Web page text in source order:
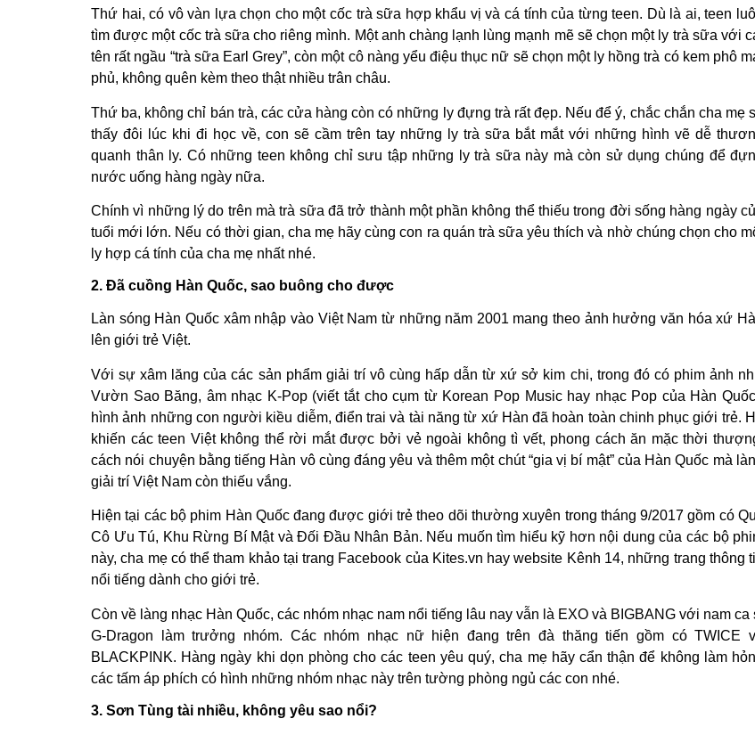
Thứ hai, có vô vàn lựa chọn cho một cốc trà sữa hợp khẩu vị và cá tính của từng teen. Dù là ai, teen
tìm được một cốc trà sữa cho riêng mình. Một anh chàng lạnh lùng mạnh mẽ sẽ chọn một ly trà sữa với
tên rất ngầu “trà sữa Earl Grey”, còn một cô nàng yểu điệu thục nữ sẽ chọn một ly hồng trà có kem phô
phủ, không quên kèm theo thật nhiều trân châu.
Thứ ba, không chỉ bán trà, các cửa hàng còn có những ly đựng trà rất đẹp. Nếu để ý, chắc chắn cha mẹ
thấy đôi lúc khi đi học về, con sẽ cầm trên tay những ly trà sữa bắt mắt với những hình vẽ dễ
quanh thân ly. Có những teen không chỉ sưu tập những ly trà sữa này mà còn sử dụng chúng để
nước uống hàng ngày nữa.
Chính vì những lý do trên mà trà sữa đã trở thành một phần không thể thiếu trong đời sống hàng ngày
tuổi mới lớn. Nếu có thời gian, cha mẹ hãy cùng con ra quán trà sữa yêu thích và nhờ chúng chọn cho
ly hợp cá tính của cha mẹ nhất nhé.
2. Đã cuồng Hàn Quốc, sao buông cho được
Làn sóng Hàn Quốc xâm nhập vào Việt Nam từ những năm 2001 mang theo ảnh hưởng văn hóa xứ
lên giới trẻ Việt.
Với sự xâm lăng của các sản phẩm giải trí vô cùng hấp dẫn từ xứ sở kim chi, trong đó có phim ảnh
Vườn Sao Băng, âm nhạc K-Pop (viết tắt cho cụm từ Korean Pop Music hay nhạc Pop của Hàn
hình ảnh những con người kiều diễm, điển trai và tài năng từ xứ Hàn đã hoàn toàn chinh phục giới trẻ.
khiến các teen Việt không thể rời mắt được bởi vẻ ngoài không tì vết, phong cách ăn mặc thời
cách nói chuyện bằng tiếng Hàn vô cùng đáng yêu và thêm một chút “gia vị bí mật” của Hàn Quốc mà
giải trí Việt Nam còn thiếu vắng.
Hiện tại các bộ phim Hàn Quốc đang được giới trẻ theo dõi thường xuyên trong tháng 9/2017 gồm có
Cô Ưu Tú, Khu Rừng Bí Mật và Đối Đầu Nhân Bản. Nếu muốn tìm hiểu kỹ hơn nội dung của các bộ
này, cha mẹ có thể tham khảo tại trang Facebook của Kites.vn hay website Kênh 14, những trang thông
nổi tiếng dành cho giới trẻ.
Còn về làng nhạc Hàn Quốc, các nhóm nhạc nam nổi tiếng lâu nay vẫn là EXO và BIGBANG với nam ca
G-Dragon làm trưởng nhóm. Các nhóm nhạc nữ hiện đang trên đà thăng tiến gồm có TWICE
BLACKPINK. Hàng ngày khi dọn phòng cho các teen yêu quý, cha mẹ hãy cẩn thận để không làm
các tấm áp phích có hình những nhóm nhạc này trên tường phòng ngủ các con nhé.
3. Sơn Tùng tài nhiều, không yêu sao nổi?